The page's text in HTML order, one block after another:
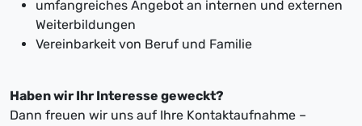
umfangreiches Angebot an internen und externen
Weiterbildungen
Vereinbarkeit von Beruf und Familie
Haben wir Ihr Interesse geweckt?
Dann freuen wir uns auf Ihre Kontaktaufnahme –